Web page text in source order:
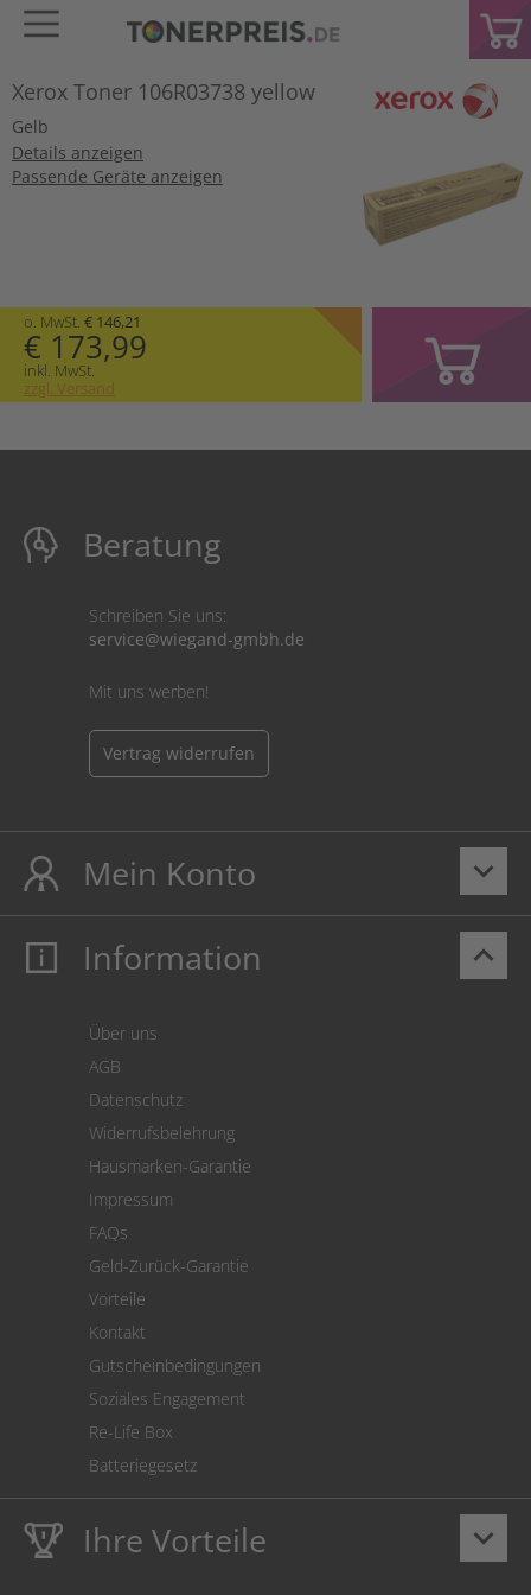
Xerox Toner 106R03738 yellow
Gelb
Details anzeigen
Passende Geräte anzeigen
o. MwSt. € 146,21
€ 173,99
inkl. MwSt.
zzgl. Versand
Beratung
Schreiben Sie uns:
service@wiegand-gmbh.de
Mit uns werben!
Vertrag widerrufen
keyboard_arrow_down
Mein Konto
Mein Konto
Cookie Einstellungen
keyboard_arrow_up
Information
Über uns
AGB
Datenschutz
Widerrufsbelehrung
Hausmarken-Garantie
Impressum
FAQs
Geld-Zurück-Garantie
Vorteile
Kontakt
Gutscheinbedingungen
Soziales Engagement
Re-Life Box
Batteriegesetz
keyboard_arrow_down
Ihre Vorteile